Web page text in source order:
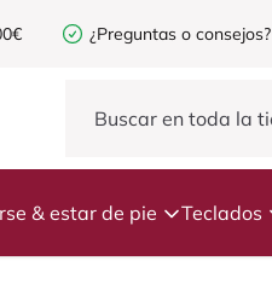
¿Preguntas o consejos?
& estar de pie Teclados